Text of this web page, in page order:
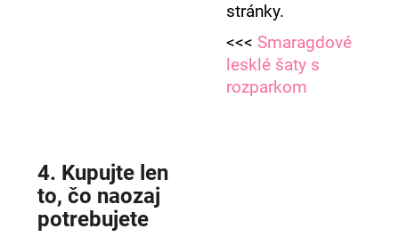
stránky.
<<< Smaragdové
lesklé šaty s
rozparkom
4. Kupujte len
to, čo naozaj
potrebujete